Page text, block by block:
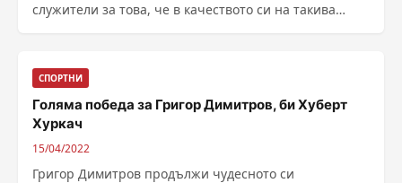
служители за това, че в качеството си на такива
СПОРТНИ
Голяма победа за Григор Димитров, би Хуберт
Хуркач
15/04/2022
Григор Димитров продължи чудесното си